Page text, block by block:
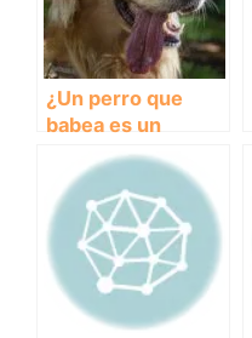
¿Un perro que
babea es un
motivo de
preocupación?